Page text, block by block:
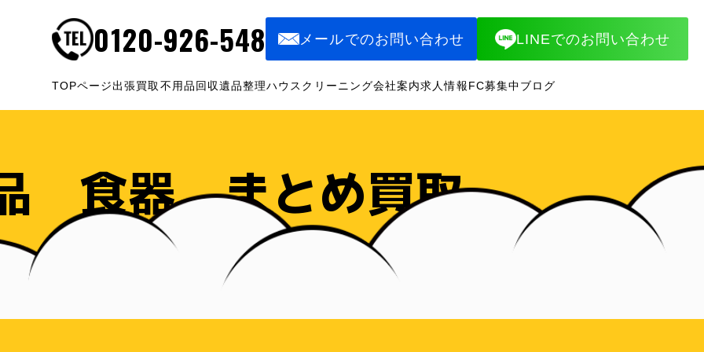
0120-926-548 メールでのお問い合わせ LINEでのお問い合わせ
TOPページ出張買取 不用品回収遺品整理ハウスクリーニング会社案内求人情報FC募集中ブログ
食器 まとめ買取